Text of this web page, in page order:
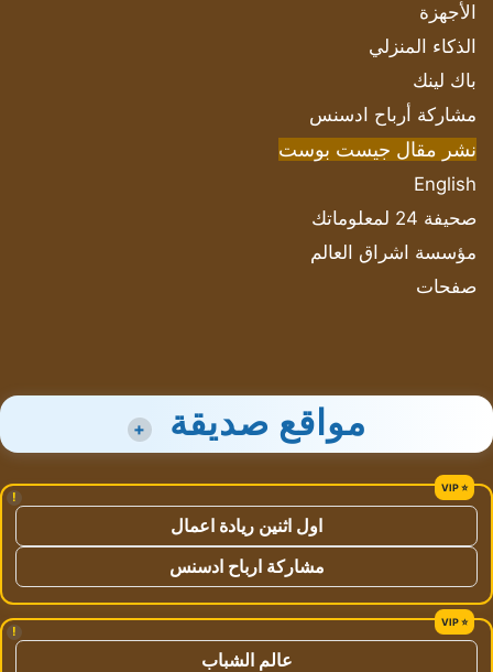
الأجهزة
الذكاء المنزلي
باك لينك
مشاركة أرباح ادسنس
نشر مقال جيست بوست
English
صحيفة 24 لمعلوماتك
مؤسسة اشراق العالم
صفحات
مواقع صديقة +
!
اول اثنين ريادة اعمال
مشاركة ارباح ادسنس
!
عالم الشباب